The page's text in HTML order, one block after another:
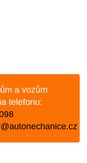
a vozům
telefonu: